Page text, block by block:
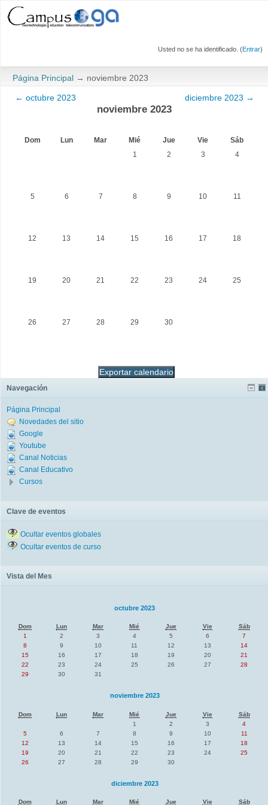
Usted no se ha identificado. (Entrar)
Página Principal → noviembre 2023
← octubre 2023
noviembre 2023
diciembre 2023 →
Dom Lun Mar Mié Jue Vie
Sáb
1
2 3 4
5 6 7 8 9 10 11
12 13 14 15 16 17 18
19 20 21 22 23 24 25
26 27 28 29 30
Navegación
Página Principal
Novedades del sitio
Google
Youtube
Canal Noticias
Canal Educativo
Cursos
Clave de eventos
Ocultar eventos globales
Ocultar eventos de curso
Vista del Mes
octubre 2023
Dom Lun Mar Mié Jue Vie
Sáb
1
2 3 4 5 6
7
8
9 10 11 12 13
14
15
16 17 18 19 20
21
22
23 24 25 26 27
28
29
30 31
noviembre 2023
Dom Lun Mar Mié Jue Vie
Sáb
1
2 3
4
5
6 7 8 9 10
11
12
13 14 15 16 17
18
19
20 21 22 23 24
25
26
27 28 29 30
diciembre 2023
Dom Lun Mar Mié Jue Vie Sáb